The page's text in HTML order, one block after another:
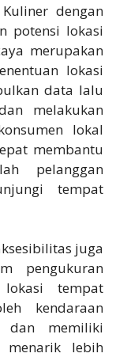
dengan
potensi lokasi
merupakan
lokasi
data lalu
melakukan
lokal
membantu
pelanggan
tempat
juga
pengukuran
tempat
kendaraan
dan memiliki
lebih